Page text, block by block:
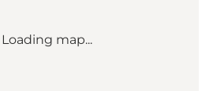
Loading map...